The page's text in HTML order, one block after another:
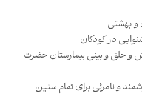
و بهشتي
در كودكان
حلق و بيني بيمارستان حضرت
و نامرئي براي تمام سنين